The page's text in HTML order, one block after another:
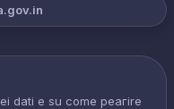
dati e su come реагire